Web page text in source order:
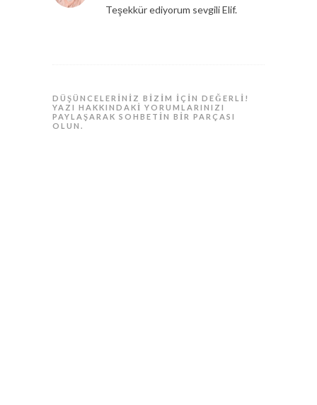
Teşekkür ediyorum sevgili Elif.
DÜŞÜNCELERINIZ BIZIM IÇIN DEĞERLI!
YAZI HAKKINDAKI YORUMLARINIZI
PAYLAŞARAK SOHBETIN BIR PARÇASI
OLUN.